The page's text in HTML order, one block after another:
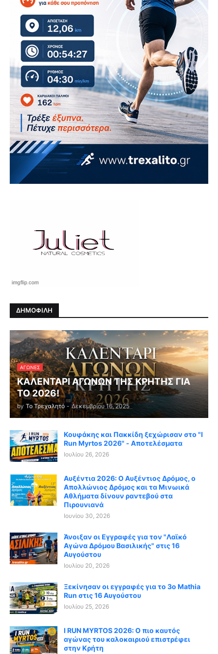
ΔΗΜΟΦΙΛΗ
ΑΓΏΝΕΣ
ΚΑΛΕΝΤΑΡΙ ΑΓΩΝΩΝ ΤΗΣ ΚΡΗΤΗΣ ΓΙΑ
ΤΟ 2026!
by Το Τρεχαλητό - Δεκεμβρίου 16, 2025
Κουφάκης και Πακκίδη ξεχώρισαν στο "I
Run Myrtos 2026" - Αποτελέσματα
Ιουλίου 26, 2026
Αυξέντια 2026: Ο Αυξέντιος Δρόμος, ο
Απολλώνιος Δρόμος και τα Μινωικά
Αθλήματα δίνουν ραντεβού στα
Πιρουνιανά
Ιουνίου 30, 2026
Άνοιξαν οι Εγγραφές για τον "Λαϊκό
Αγώνα Δρόμου Βασιλικής" στις 16
Αυγούστου
Ιουλίου 20, 2026
Ξεκίνησαν οι εγγραφές για το 3ο Mathia
Run στις 16 Αυγούστου
Ιουλίου 25, 2026
I RUN MYRTOS 2026: Ο πιο καυτός
αγώνας του καλοκαιριού επιστρέφει
στην Κρήτη